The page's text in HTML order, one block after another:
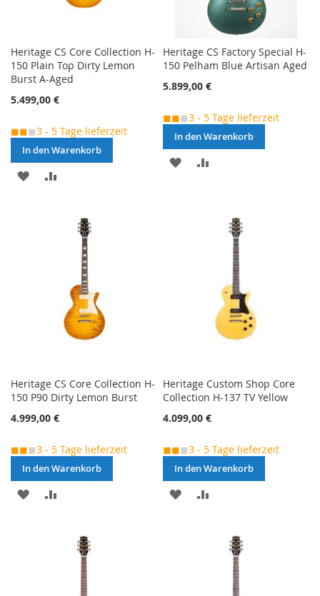
Heritage CS Core Collection H-
150 Plain Top Dirty Lemon
Burst A-Aged
5.499,00 €
◼◼◼3 - 5 Tage lieferzeit
In den Warenkorb
MERKEN
HINZUFÜGEN
Heritage CS Factory Special H-
150 Pelham Blue Artisan Aged
5.899,00 €
◼◼◼3 - 5 Tage lieferzeit
In den Warenkorb
MERKEN
Heritage CS Core Collection H-
150 P90 Dirty Lemon Burst
4.999,00 €
◼◼◼3 - 5 Tage lieferzeit
In den Warenkorb
MERKEN
HINZUFÜGEN
Heritage Custom Shop Core
Collection H-137 TV Yellow
4.099,00 €
◼◼◼3 - 5 Tage lieferzeit
In den Warenkorb
MERKEN
HINZUFÜGEN